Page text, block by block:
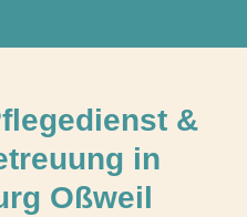
&
in
Oßweil